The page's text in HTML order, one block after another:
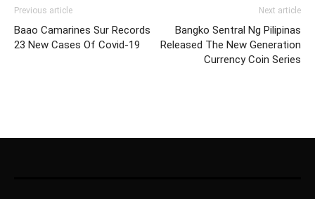
Previous article
Baao Camarines Sur Records
23 New Cases Of Covid-19
Next article
Bangko Sentral Ng Pilipinas
Released The New Generation
Currency Coin Series